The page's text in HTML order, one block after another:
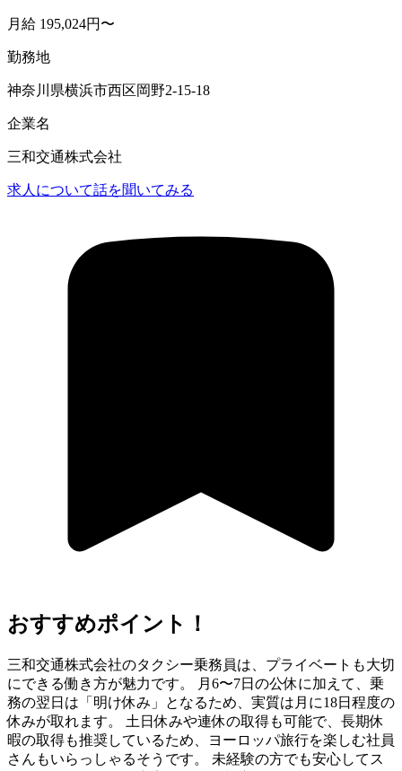
月給 195,024円〜
勤務地
神奈川県横浜市西区岡野2-15-18
企業名
三和交通株式会社
求人について話を聞いてみる
おすすめポイント！
三和交通株式会社のタクシー乗務員は、プライベートも大切
にできる働き方が魅力です。 月6〜7日の公休に加えて、乗
務の翌日は「明け休み」となるため、実質は月に18日程度の
休みが取れます。 土日休みや連休の取得も可能で、長期休
暇の取得も推奨しているため、ヨーロッパ旅行を楽しむ社員
さんもいらっしゃるそうです。 未経験の方でも安心してス